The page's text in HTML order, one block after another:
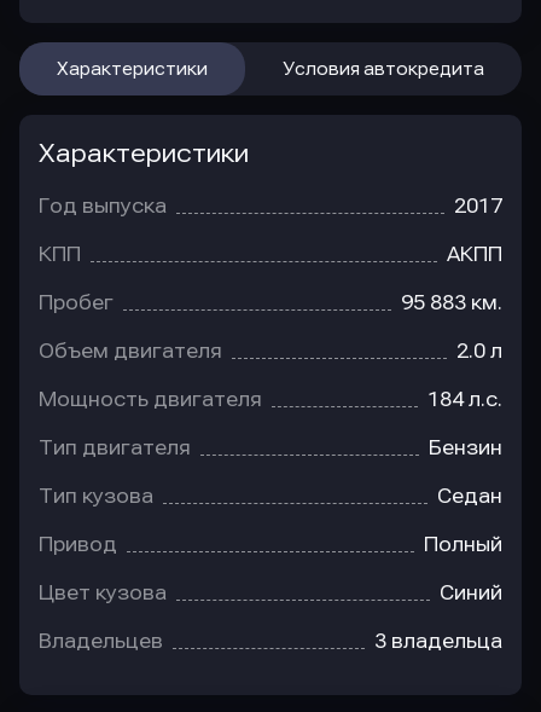
Характеристики Условия автокредита
Характеристики
Год выпуска 2017
КПП АКПП
Пробег 95 883 км.
Объем двигателя 2.0 л
Мощность двигателя 184 л.с.
Тип двигателя Бензин
Тип кузова Седан
Привод Полный
Цвет кузова Синий
Владельцев 3 владельца